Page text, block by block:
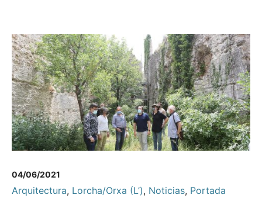
04/06/2021
Arquitectura, Lorcha/Orxa (L’), Noticias, Portada